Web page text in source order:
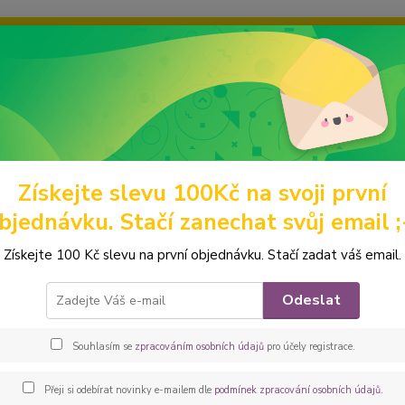
grafiku? Mám jich mnohem víc – napište mi a společně
Hledat
Výcvikové sukně Vzorované Peštovka Výcviková sukně *černobílé
Výcviková sukně
které
4
popis
Získejte slevu 100Kč na svoji první
Stačí zanechat svůj email
Získejte 100 Kč slevu na první objednávku. Stačí zadat váš email.
Odeslat
Souhlasím se zpracováním osobních údajůpro účely registrace.
Přeji si odebírat novinky e-mailem dle podmínek zpracování osobních údajů.